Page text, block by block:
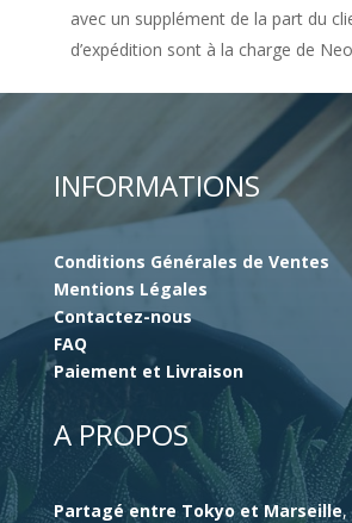
avec un supplément de la part du
d’expédition sont à la charge de
INFORMATIONS
Conditions Générales de Ventes
Mentions Légales
Contactez-nous
FAQ
Paiement et Livraison
A PROPOS
Partagé entre Tokyo et Marseille,